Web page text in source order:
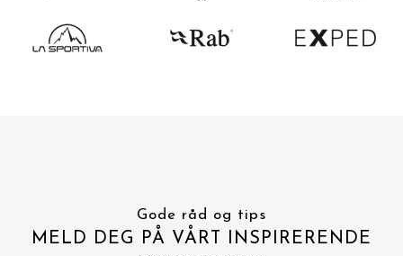
Gode råd og tips
MELD DEG PÅ VÅRT INSPIRERENDE